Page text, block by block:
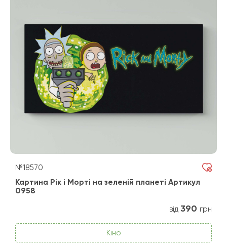
№18570
Картина Рік і Морті на зеленій планеті Артикул
0958
від 390 грн
Кіно